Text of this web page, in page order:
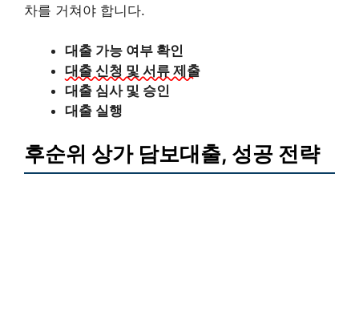
차를 거쳐야 합니다.
대출 가능 여부 확인
대출 신청 및 서류 제출
대출 심사 및 승인
대출 실행
후순위 상가 담보대출, 성공 전략